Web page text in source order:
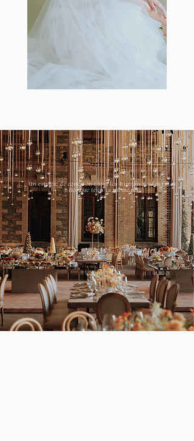
Un espacio de conexión entre los humanos y los finos
hilos que tejen la memoria.